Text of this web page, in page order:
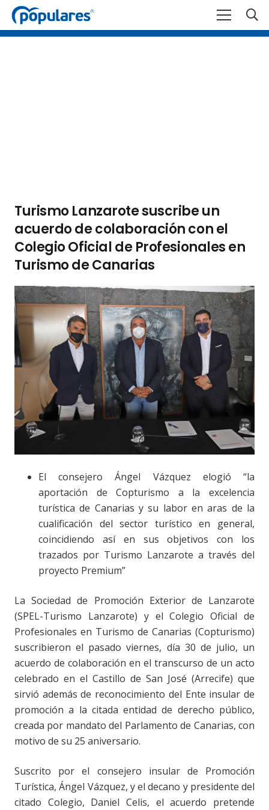
Turismo Lanzarote suscribe un
acuerdo de colaboración con el
Colegio Oficial de Profesionales en
Turismo de Canarias
El consejero Ángel Vázquez elogió “la
aportación de Copturismo a la excelencia
turística de Canarias y su labor en aras de la
cualificación del sector turístico en general,
coincidiendo así en sus objetivos con los
trazados por Turismo Lanzarote a través del
proyecto Premium”
La Sociedad de Promoción Exterior de Lanzarote
(SPEL-Turismo Lanzarote) y el Colegio Oficial de
Profesionales en Turismo de Canarias (Copturismo)
suscribieron el pasado viernes, día 30 de julio, un
acuerdo de colaboración en el transcurso de un acto
celebrado en el Castillo de San José (Arrecife) que
sirvió además de reconocimiento del Ente insular de
promoción a la citada entidad de derecho público,
creada por mandato del Parlamento de Canarias, con
motivo de su 25 aniversario.
Suscrito por el consejero insular de Promoción
Turística, Ángel Vázquez, y el decano y presidente del
citado Colegio, Daniel Celis, el acuerdo pretende